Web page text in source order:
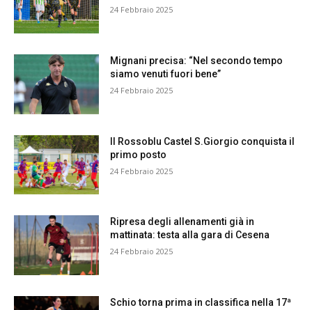
24 Febbraio 2025
Mignani precisa: “Nel secondo tempo
siamo venuti fuori bene”
24 Febbraio 2025
Il Rossoblu Castel S.Giorgio conquista il
primo posto
24 Febbraio 2025
Ripresa degli allenamenti già in
mattinata: testa alla gara di Cesena
24 Febbraio 2025
Schio torna prima in classifica nella 17ª